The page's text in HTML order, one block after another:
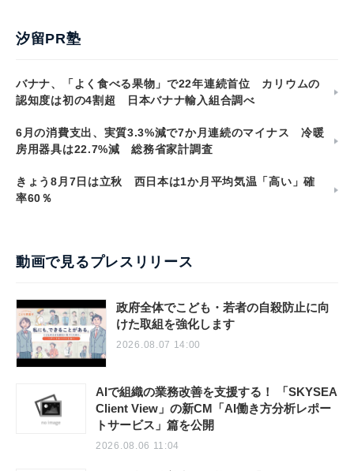
汐留PR塾
バナナ、「よく食べる果物」で22年連続首位 カリウムの
認知度は初の4割超 日本バナナ輸入組合調べ
6月の消費支出、実質3.3%減で7か月連続のマイナス 冷暖
房用器具は22.7%減 総務省家計調査
きょう8月7日は立秋 西日本は1か月平均気温「高い」確
率60％
動画で見るプレスリリース
政府全体でこども・若者の自殺防止に向
けた取組を強化します
2026.08.07 14:00
AIで組織の業務改善を支援する！ 「SKYSEA
Client View」の新CM「AI働き方分析レポー
トサービス」篇を公開
2026.08.06 11:04